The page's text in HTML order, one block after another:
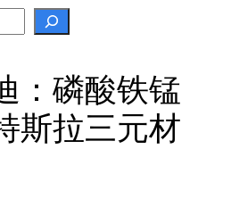
：磷酸铁锰
斯拉三元材